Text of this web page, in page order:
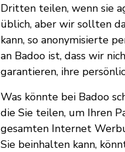
Dritten teilen, wenn sie
üblich, aber wir sollten
kann, so anonymisierte
an Badoo ist, dass wir
garantieren, ihre
Was könnte bei Badoo
die Sie teilen, um Ihren
gesamten Internet
Sie beinhalten kann,